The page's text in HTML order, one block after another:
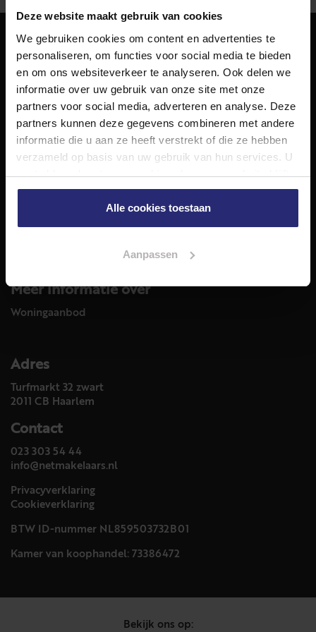
Deze website maakt gebruik van cookies
We gebruiken cookies om content en advertenties te
personaliseren, om functies voor social media te bieden
en om ons websiteverkeer te analyseren. Ook delen we
informatie over uw gebruik van onze site met onze
partners voor social media, adverteren en analyse. Deze
partners kunnen deze gegevens combineren met andere
informatie die u aan ze heeft verstrekt of die ze hebben
verzameld op basis van uw gebruik van hun services. U
gaat akkoord met onze cookies als u onze website blijft
gebruiken.
Alle cookies toestaan
Aanpassen
NET Makelaars
NET Makelaars is een modern makelaarskantoor met
decennialange ervaring in het vak en diepgaande kennis
van de huizenmarkt in Haarlem en omstreken.
Volg ons op
Meer informatie over
Woningaanbod
Adres
Turfmarkt 32 zwart
2011 CB Haarlem
Contact
023 303 54 44
info@netmakelaars.nl
Privacyverklaring
Cookieverklaring
BTW ID-nummer NL859503732B01
Kamer van koophandel: 73386472
Bekijk ons op: